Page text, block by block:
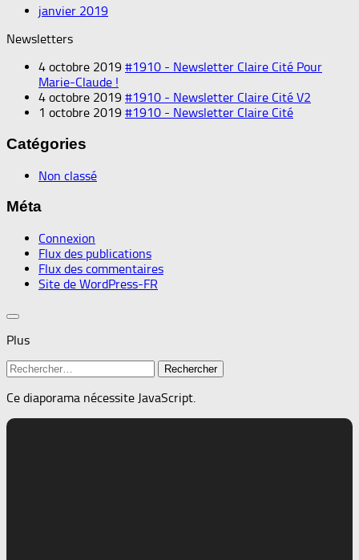
janvier 2019
Newsletters
4 octobre 2019 #1910 - Newsletter Claire Cité Pour
Marie-Claude !
4 octobre 2019 #1910 - Newsletter Claire Cité V2
1 octobre 2019 #1910 - Newsletter Claire Cité
Catégories
Non classé
Méta
Connexion
Flux des publications
Flux des commentaires
Site de WordPress-FR
Plus
Rechercher :
Ce diaporama nécessite JavaScript.